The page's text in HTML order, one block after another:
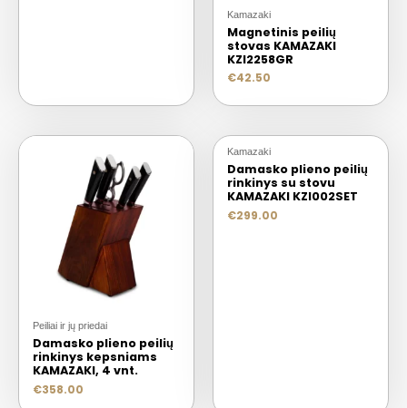
Kamazaki
Magnetinis peilių
stovas KAMAZAKI
KZI2258GR
€42.50
Peiliai ir jų priedai
Damasko plieno peilių
rinkinys kepsniams
KAMAZAKI, 4 vnt.
€358.00
Kamazaki
Damasko plieno peilių
rinkinys su stovu
KAMAZAKI KZI002SET
€299.00